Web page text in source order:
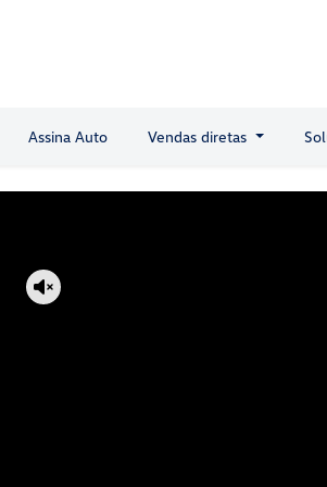
Assina Auto Vendas diretas